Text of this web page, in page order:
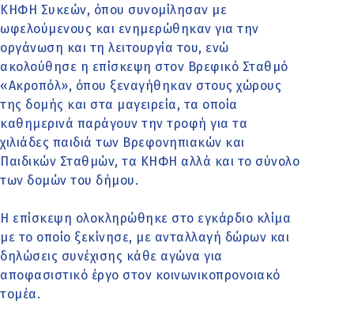
ΚΗΦΗ Συκεών, όπου συνομίλησαν με
ωφελούμενους και ενημερώθηκαν για την
οργάνωση και τη λειτουργία του, ενώ
ακολούθησε η επίσκεψη στον Βρεφικό Σταθμό
«Ακροπόλ», όπου ξεναγήθηκαν στους χώρους
της δομής και στα μαγειρεία, τα οποία
καθημερινά παράγουν την τροφή για τα
χιλιάδες παιδιά των Βρεφονηπιακών και
Παιδικών Σταθμών, τα ΚΗΦΗ αλλά και το σύνολο
των δομών του δήμου.
Η επίσκεψη ολοκληρώθηκε στο εγκάρδιο κλίμα
με το οποίο ξεκίνησε, με ανταλλαγή δώρων και
δηλώσεις συνέχισης κάθε αγώνα για
αποφασιστικό έργο στον κοινωνικοπρονοιακό
τομέα.